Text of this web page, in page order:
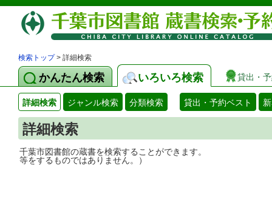
検索トップ> 詳細検索
かんたん検索 いろいろ検索 貸出・
詳細検索 ジャンル検索 分類検索 貸出・予約ベスト
詳細検索
千葉市図書館の蔵書を検索することがで
等をするものではありません。）